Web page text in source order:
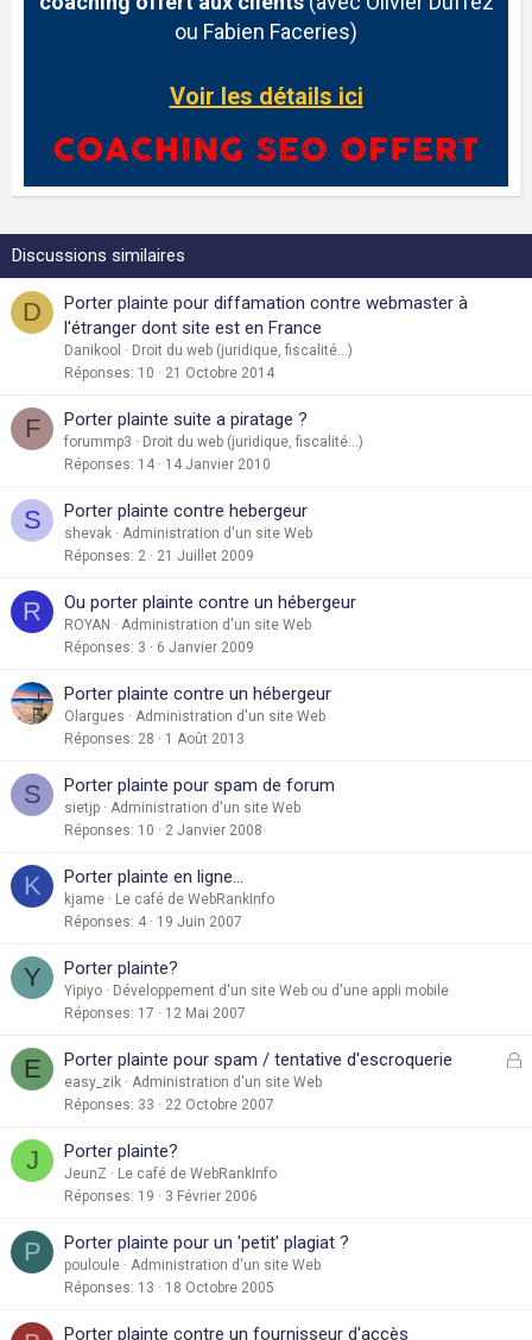
ou Fabien Faceries)
Voir les détails ici
Discussions similaires
D
Porter plainte pour diffamation contre webmaster à
l'étranger dont site est en France
Danikool
Droit du web (juridique, fiscalité...)
Réponses 10 21 Octobre 2014
F Porter plainte suite a piratage ?
forummp3
Droit du web (juridique, fiscalité...)
Réponses 14 14 Janvier 2010
S Porter plainte contre hebergeur
shevak
Administration d'un site Web
Réponses 2 21 Juillet 2009
R Ou porter plainte contre un hébergeur
ROYAN
Administration d'un site Web
Réponses 3 6 Janvier 2009
Porter plainte contre un hébergeur
Olargues
Administration d'un site Web
Réponses 28 1 Août 2013
S Porter plainte pour spam de forum
sietjp
Administration d'un site Web
Réponses 10 2 Janvier 2008
K Porter plainte en ligne...
kjame
Le café de WebRankInfo
Réponses 4 19 Juin 2007
Y Porter plainte?
Yipiyo
Développement d'un site Web ou d'une appli mobile
Réponses 17 12 Mai 2007
E
F
Porter plainte pour spam / tentative d'escroquerie
easy_zik
Administration d'un site Web
Réponses 33 22 Octobre 2007
J Porter plainte?
JeunZ
Le café de WebRankInfo
Réponses 19 3 Février 2006
P Porter plainte pour un 'petit' plagiat ?
pouloule
Administration d'un site Web
Réponses 13 18 Octobre 2005
Porter plainte contre un fournisseur d'accès